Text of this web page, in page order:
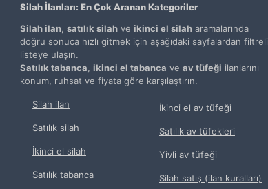
Silah İlanları: En Çok Aranan Kategoriler
Silah ilan satılık silah ve ikinci el silah aramalarında
doğru sonuca hızlı gitmek için aşağıdaki sayfalardan filtreli
listeye ulaşın.
Satılık tabanca ikinci el tabanca ve av tüfeği ilanlarını
konum, ruhsat ve fiyata göre karşılaştırın.
Silah ilan
Satılık silah
İkinci el silah
Satılık tabanca
İkinci el av tüfeği
Satılık av tüfekleri
Yivli av tüfeği
Silah satış (ilan kuralları)